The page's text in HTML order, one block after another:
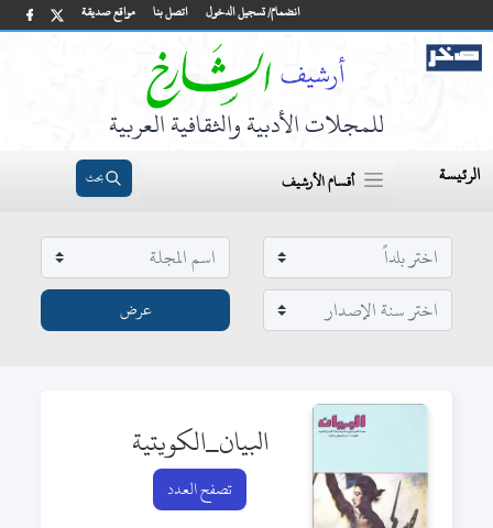
مواقع صديقة اتصل بنا انضمام/ تسجيل الدخول
للمجلات الأدبية والثقافية العربية
الرئيسة أقسام الأرشيف بحث
البيان_الكويتية
تصفح العدد